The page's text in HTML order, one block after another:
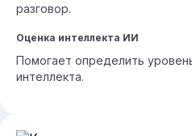
разговор.
Оценка интеллекта ИИ
Помогает определить
интеллекта.